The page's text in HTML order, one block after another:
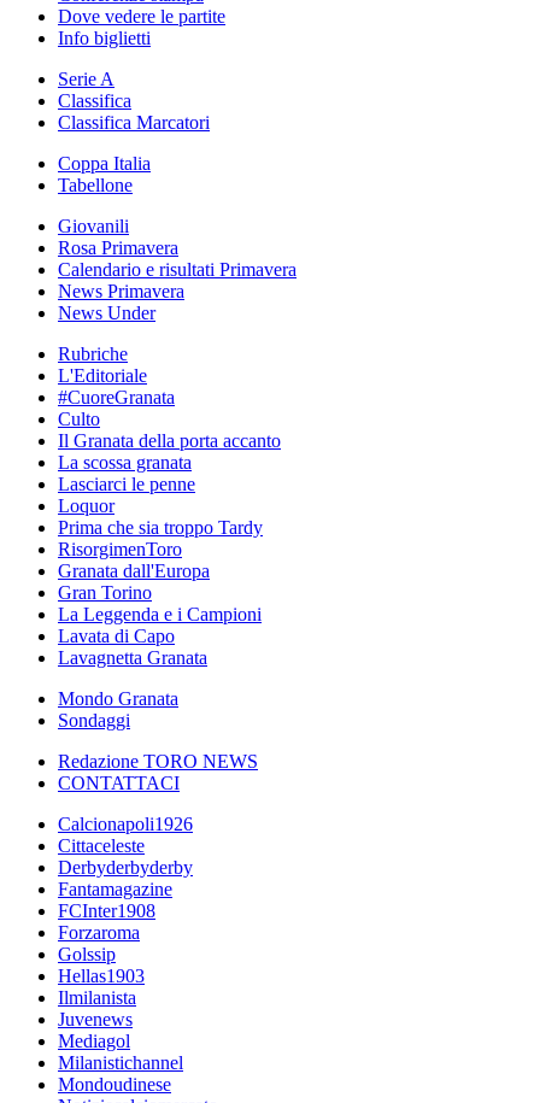
Dove vedere le partite
Info biglietti
Serie A
Classifica
Classifica Marcatori
Coppa Italia
Tabellone
Giovanili
Rosa Primavera
Calendario e risultati Primavera
News Primavera
News Under
Rubriche
L'Editoriale
#CuoreGranata
Culto
Il Granata della porta accanto
La scossa granata
Lasciarci le penne
Loquor
Prima che sia troppo Tardy
RisorgimenToro
Granata dall'Europa
Gran Torino
La Leggenda e i Campioni
Lavata di Capo
Lavagnetta Granata
Mondo Granata
Sondaggi
Redazione TORO NEWS
CONTATTACI
Calcionapoli1926
Cittaceleste
Derbyderbyderby
Fantamagazine
FCInter1908
Forzaroma
Golssip
Hellas1903
Ilmilanista
Juvenews
Mediagol
Milanistichannel
Mondoudinese